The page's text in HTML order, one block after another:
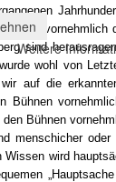
vornehmlich
sind
wohl von
auf die
Bühnen
Bühnen
menschicher
Wissen wird
Weitere